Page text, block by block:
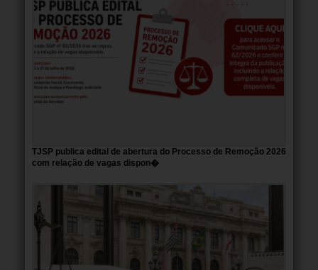
TJSP publica edital de abertura do Processo de Remoção 2026
com relação de vagas dispon�